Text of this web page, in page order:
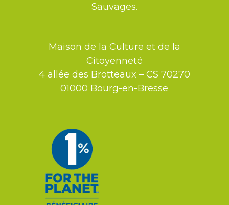
Sauvages.
Maison de la Culture et de la
Citoyenneté
4 allée des Brotteaux – CS 70270
01000 Bourg-en-Bresse